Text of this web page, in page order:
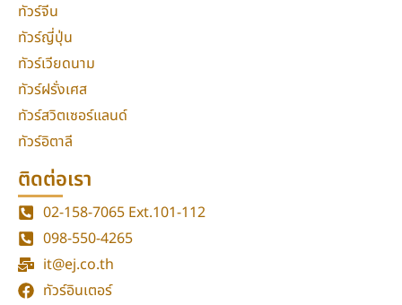
ทัวร์จีน
ทัวร์ญี่ปุ่น
ทัวร์เวียดนาม
ทัวร์ฝรั่งเศส
ทัวร์สวิตเซอร์แลนด์
ทัวร์อิตาลี
ติดต่อเรา
02-158-7065Ext.101-112
098-550-4265
it@ej.co.th
ทัวร์อินเตอร์